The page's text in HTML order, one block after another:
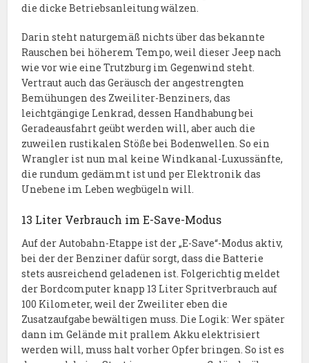
die dicke Betriebsanleitung wälzen.
Darin steht naturgemäß nichts über das bekannte
Rauschen bei höherem Tempo, weil dieser Jeep nach
wie vor wie eine Trutzburg im Gegenwind steht.
Vertraut auch das Geräusch der angestrengten
Bemühungen des Zweiliter-Benziners, das
leichtgängige Lenkrad, dessen Handhabung bei
Geradeausfahrt geübt werden will, aber auch die
zuweilen rustikalen Stöße bei Bodenwellen. So ein
Wrangler ist nun mal keine Windkanal-Luxussänfte,
die rundum gedämmt ist und per Elektronik das
Unebene im Leben wegbügeln will.
13 Liter Verbrauch im E-Save-Modus
Auf der Autobahn-Etappe ist der „E-Save“-Modus aktiv,
bei der der Benziner dafür sorgt, dass die Batterie
stets ausreichend geladenen ist. Folgerichtig meldet
der Bordcomputer knapp 13 Liter Spritverbrauch auf
100 Kilometer, weil der Zweiliter eben die
Zusatzaufgabe bewältigen muss. Die Logik: Wer später
dann im Gelände mit prallem Akku elektrisiert
werden will, muss halt vorher Opfer bringen. So ist es